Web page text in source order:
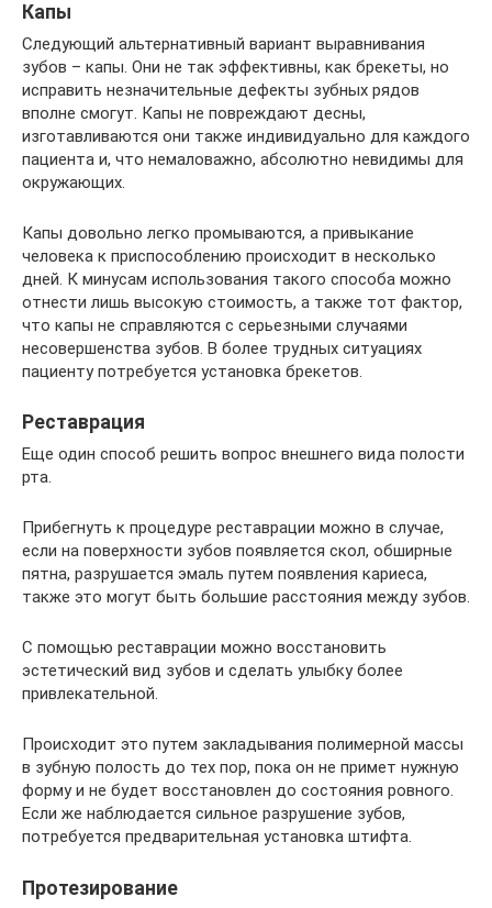
Капы
Следующий альтернативный вариант выравнивания
зубов – капы. Они не так эффективны, как брекеты, но
исправить незначительные дефекты зубных рядов
вполне смогут. Капы не повреждают десны,
изготавливаются они также индивидуально для каждого
пациента и, что немаловажно, абсолютно невидимы для
окружающих.
Капы довольно легко промываются, а привыкание
человека к приспособлению происходит в несколько
дней. К минусам использования такого способа можно
отнести лишь высокую стоимость, а также тот фактор,
что капы не справляются с серьезными случаями
несовершенства зубов. В более трудных ситуациях
пациенту потребуется установка брекетов.
Реставрация
Еще один способ решить вопрос внешнего вида полости
рта.
Прибегнуть к процедуре реставрации можно в случае,
если на поверхности зубов появляется скол, обширные
пятна, разрушается эмаль путем появления кариеса,
также это могут быть большие расстояния между зубов.
С помощью реставрации можно восстановить
эстетический вид зубов и сделать улыбку более
привлекательной.
Происходит это путем закладывания полимерной массы
в зубную полость до тех пор, пока он не примет нужную
форму и не будет восстановлен до состояния ровного.
Если же наблюдается сильное разрушение зубов,
потребуется предварительная установка штифта.
Протезирование